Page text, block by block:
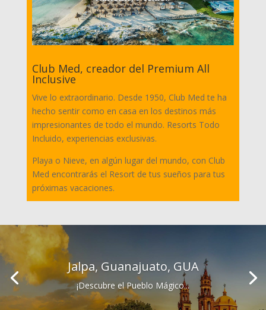
Club Med, creador del Premium All
Inclusive
Vive lo extraordinario. Desde 1950, Club Med te ha
hecho sentir como en casa en los destinos más
impresionantes de todo el mundo. Resorts Todo
Incluido, experiencias exclusivas.
Playa o Nieve, en algún lugar del mundo, con Club
Med encontrarás el Resort de tus sueños para tus
próximas vacaciones.
Jalpa, Guanajuato, GUA
¡Descubre el Pueblo Mágico...